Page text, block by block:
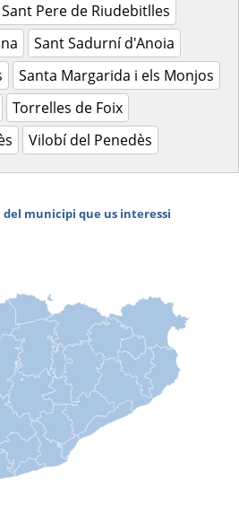
Sant Pere de Riudebitlles
Sant Sadurní d'Anoia
Santa Margarida i els Monjos
Torrelles de Foix
Vilobí del Penedès